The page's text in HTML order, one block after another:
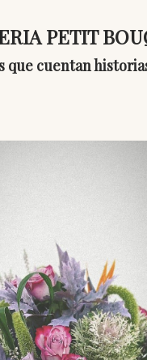
PETIT
que cuentan